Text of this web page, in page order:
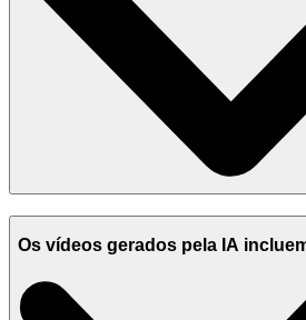
Os vídeos gerados pela IA